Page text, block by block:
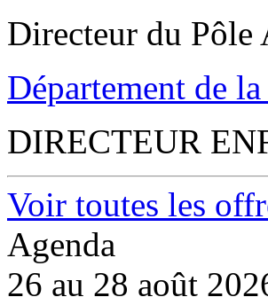
Directeur du Pôle
Département de
DIRECTEUR
Voir toutes les
Agenda
26 au 28 août